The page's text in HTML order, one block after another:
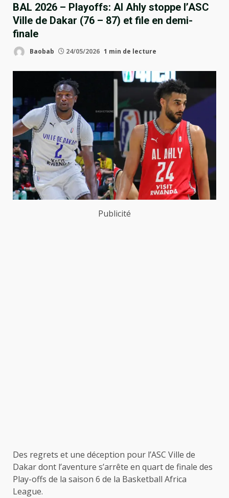
BAL 2026 – Playoffs: Al Ahly stoppe l’ASC
Ville de Dakar (76 – 87) et file en demi-
finale
Baobab 24/05/2026 1 min de lecture
Publicité
Des regrets et une déception pour l’ASC Ville de
Dakar dont l’aventure s’arrête en quart de finale des
Play-offs de la saison 6 de la Basketball Africa
League.